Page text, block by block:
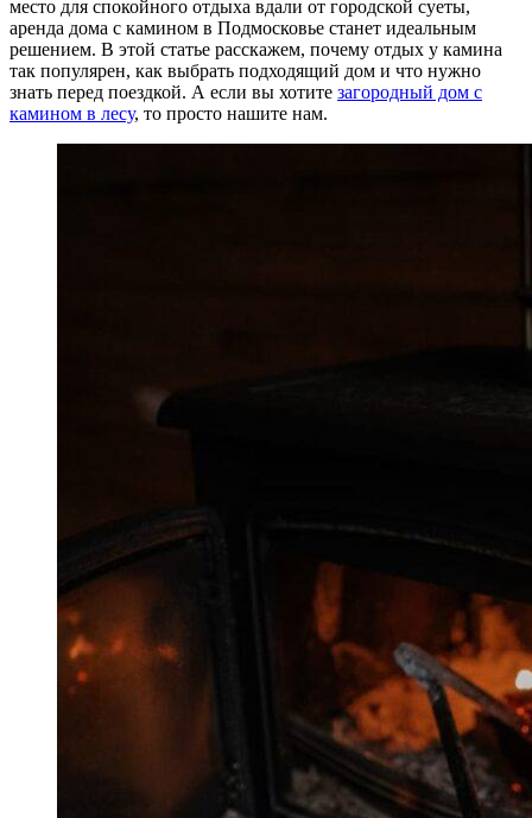
место для спокойного отдыха вдали от городской суеты,
аренда дома с камином в Подмосковье станет идеальным
решением. В этой статье расскажем, почему отдых у камина
так популярен, как выбрать подходящий дом и что нужно
знать перед поездкой. А если вы хотите загородный дом с
камином в лесу, то просто нашите нам.